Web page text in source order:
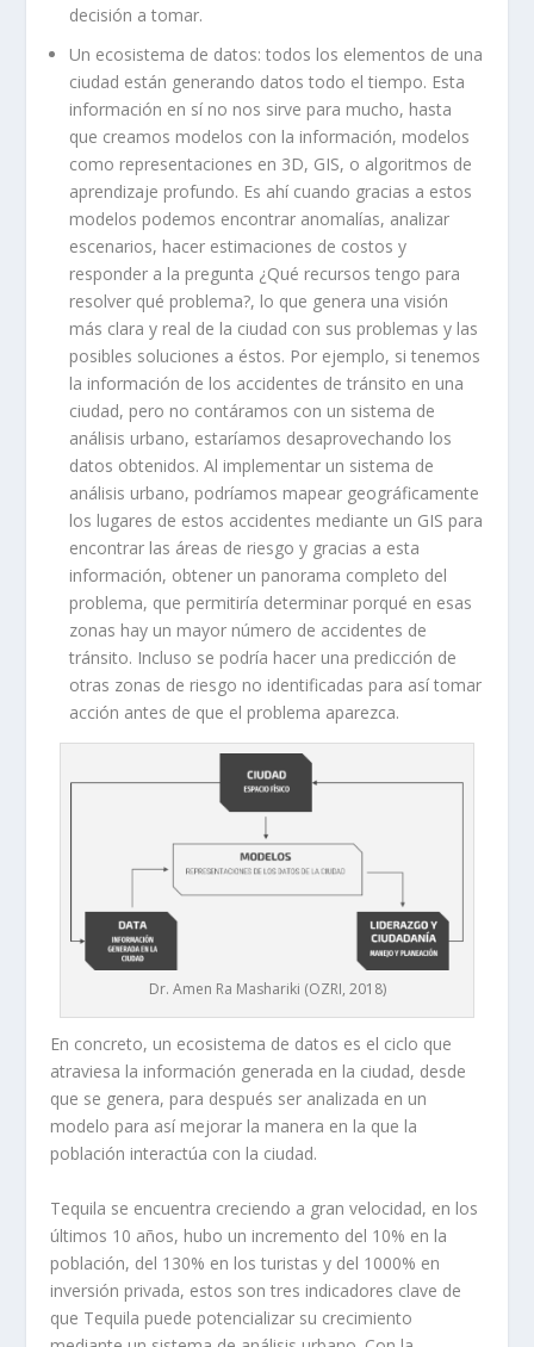
decisión a tomar.
Un ecosistema de datos: todos los elementos de una
ciudad están generando datos todo el tiempo. Esta
información en sí no nos sirve para mucho, hasta
que creamos modelos con la información, modelos
como representaciones en 3D, GIS, o algoritmos de
aprendizaje profundo. Es ahí cuando gracias a estos
modelos podemos encontrar anomalías, analizar
escenarios, hacer estimaciones de costos y
responder a la pregunta ¿Qué recursos tengo para
resolver qué problema?, lo que genera una visión
más clara y real de la ciudad con sus problemas y las
posibles soluciones a éstos. Por ejemplo, si tenemos
la información de los accidentes de tránsito en una
ciudad, pero no contáramos con un sistema de
análisis urbano, estaríamos desaprovechando los
datos obtenidos. Al implementar un sistema de
análisis urbano, podríamos mapear geográficamente
los lugares de estos accidentes mediante un GIS para
encontrar las áreas de riesgo y gracias a esta
información, obtener un panorama completo del
problema, que permitiría determinar porqué en esas
zonas hay un mayor número de accidentes de
tránsito. Incluso se podría hacer una predicción de
otras zonas de riesgo no identificadas para así tomar
acción antes de que el problema aparezca.
Dr. Amen Ra Mashariki (OZRI, 2018)
En concreto, un ecosistema de datos es el ciclo que
atraviesa la información generada en la ciudad, desde
que se genera, para después ser analizada en un
modelo para así mejorar la manera en la que la
población interactúa con la ciudad.
Tequila se encuentra creciendo a gran velocidad, en los
últimos 10 años, hubo un incremento del 10% en la
población, del 130% en los turistas y del 1000% en
inversión privada, estos son tres indicadores clave de
que Tequila puede potencializar su crecimiento